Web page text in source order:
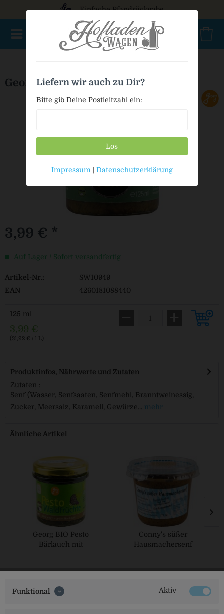
Einfache Pfandrückgabe
Georg BIO Wald Senf
3,99 € *
Auf Lager / Sofort versandfertig
Artikel-Nr.:
SW10949
EAN
4260181088440
125 ml
3,99 €
(31,92 € / 1 L)
Produktinfos, Nährwerte und Zutaten
Zutaten :
Senf (Wasser, Senfsaaten, Senfmehl, Branntweinessig,
Zucker, Meersalz, Karamell, Gewürze...
mehr
Ähnliche Artikel
Georg BIO Pesto
Bärlauch mit
Conny's süßer
Hausmachersenf
Funktional Aktiv
Liefern wir auch zu Dir?
Bitte gib Deine Postleitzahl ein:
Los
Impressum | Datenschutzerklärung